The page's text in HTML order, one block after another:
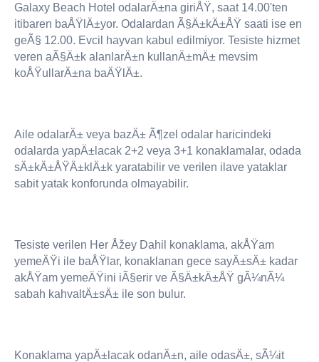
Galaxy Beach Hotel odalarÄ±na giriÅŸ, saat 14.00'ten
itibaren baÅŸlÄ±yor. Odalardan Ã§Ä±kÄ±ÅŸ saati ise en
geÃ§ 12.00. Evcil hayvan kabul edilmiyor. Tesiste hizmet
veren aÃ§Ä±k alanlarÄ±n kullanÄ±mÄ± mevsim
koÅŸullarÄ±na baÄŸlÄ±.
Aile odalarÄ± veya bazÄ± Ã¶zel odalar haricindeki
odalarda yapÄ±lacak 2+2 veya 3+1 konaklamalar, odada
sÄ±kÄ±ÅŸÄ±klÄ±k yaratabilir ve verilen ilave yataklar
sabit yatak konforunda olmayabilir.
Tesiste verilen Her Åžey Dahil konaklama, akÅŸam
yemeÄŸi ile baÅŸlar, konaklanan gece sayÄ±sÄ± kadar
akÅŸam yemeÄŸini iÃ§erir ve Ã§Ä±kÄ±ÅŸ gÃ¼nÃ¼
sabah kahvaltÄ±sÄ± ile son bulur.
Konaklama yapÄ±lacak odanÄ±n, aile odasÄ±, sÃ¼it